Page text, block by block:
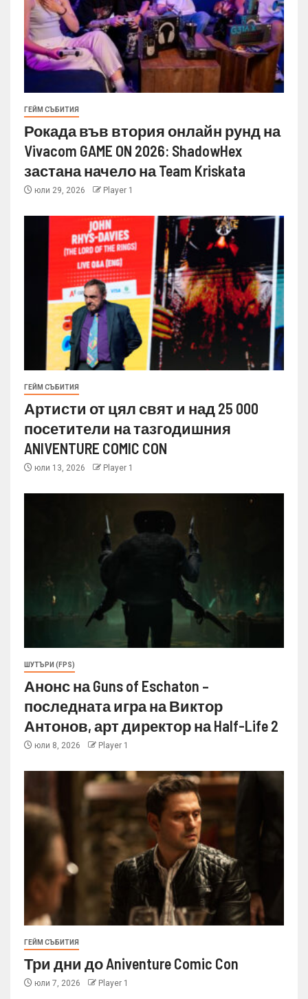
ГЕЙМ СЪБИТИЯ
Рокада във втория онлайн рунд на
Vivacom GAME ON 2026: ShadowHex
застана начело на Team Kriskata
юли 29, 2026 Player 1
ГЕЙМ СЪБИТИЯ
Артисти от цял свят и над 25 000
посетители на тазгодишния
ANIVENTURE COMIC CON
юли 13, 2026 Player 1
ШУТЪРИ (FPS)
Анонс на Guns of Eschaton –
последната игра на Виктор
Антонов, арт директор на Half-Life 2
юли 8, 2026 Player 1
ГЕЙМ СЪБИТИЯ
Три дни до Aniventure Comic Con
юли 7, 2026 Player 1